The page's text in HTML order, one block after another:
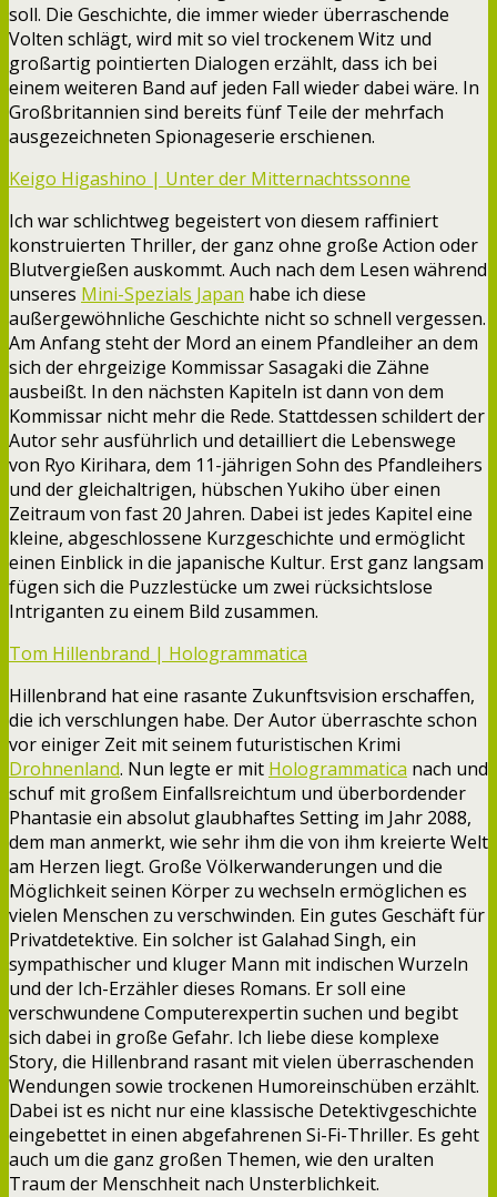
soll. Die Geschichte, die immer wieder überraschende
Volten schlägt, wird mit so viel trockenem Witz und
großartig pointierten Dialogen erzählt, dass ich bei
einem weiteren Band auf jeden Fall wieder dabei wäre. In
Großbritannien sind bereits fünf Teile der mehrfach
ausgezeichneten Spionageserie erschienen.
Keigo Higashino | Unter der Mitternachtssonne
Ich war schlichtweg begeistert von diesem raffiniert
konstruierten Thriller, der ganz ohne große Action oder
Blutvergießen auskommt. Auch nach dem Lesen während
unseres Mini-Spezials Japan habe ich diese
außergewöhnliche Geschichte nicht so schnell vergessen.
Am Anfang steht der Mord an einem Pfandleiher an dem
sich der ehrgeizige Kommissar Sasagaki die Zähne
ausbeißt. In den nächsten Kapiteln ist dann von dem
Kommissar nicht mehr die Rede. Stattdessen schildert der
Autor sehr ausführlich und detailliert die Lebenswege
von Ryo Kirihara, dem 11-jährigen Sohn des Pfandleihers
und der gleichaltrigen, hübschen Yukiho über einen
Zeitraum von fast 20 Jahren. Dabei ist jedes Kapitel eine
kleine, abgeschlossene Kurzgeschichte und ermöglicht
einen Einblick in die japanische Kultur. Erst ganz langsam
fügen sich die Puzzlestücke um zwei rücksichtslose
Intriganten zu einem Bild zusammen.
Tom Hillenbrand | Hologrammatica
Hillenbrand hat eine rasante Zukunftsvision erschaffen,
die ich verschlungen habe. Der Autor überraschte schon
vor einiger Zeit mit seinem futuristischen Krimi
Drohnenland. Nun legte er mit Hologrammatica nach und
schuf mit großem Einfallsreichtum und überbordender
Phantasie ein absolut glaubhaftes Setting im Jahr 2088,
dem man anmerkt, wie sehr ihm die von ihm kreierte Welt
am Herzen liegt. Große Völkerwanderungen und die
Möglichkeit seinen Körper zu wechseln ermöglichen es
vielen Menschen zu verschwinden. Ein gutes Geschäft für
Privatdetektive. Ein solcher ist Galahad Singh, ein
sympathischer und kluger Mann mit indischen Wurzeln
und der Ich-Erzähler dieses Romans. Er soll eine
verschwundene Computerexpertin suchen und begibt
sich dabei in große Gefahr. Ich liebe diese komplexe
Story, die Hillenbrand rasant mit vielen überraschenden
Wendungen sowie trockenen Humoreinschüben erzählt.
Dabei ist es nicht nur eine klassische Detektivgeschichte
eingebettet in einen abgefahrenen Si-Fi-Thriller. Es geht
auch um die ganz großen Themen, wie den uralten
Traum der Menschheit nach Unsterblichkeit.